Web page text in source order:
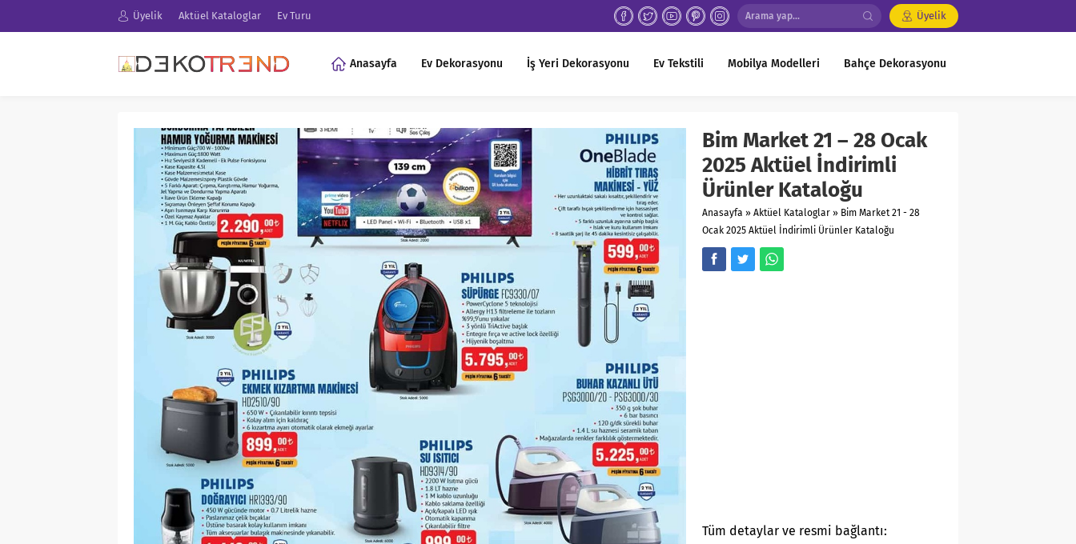
Üyelik Aktüel Kataloglar Ev Turu Üyelik
Anasayfa Ev Dekorasyonu İş Yeri Dekorasyonu Ev Tekstili Mobilya Modelleri Bahçe Dekorasyonu
Bim Market 21 – 28 Ocak
2025 Aktüel İndirimli
Ürünler Kataloğu
Anasayfa » Aktüel Kataloglar » Bim Market 21 - 28
Ocak 2025 Aktüel İndirimli Ürünler Kataloğu
Tüm detaylar ve resmi bağlantı: